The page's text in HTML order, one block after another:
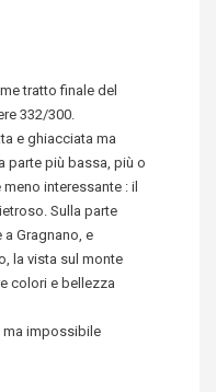
tratto finale del
332/300.
e ghiacciata ma
parte più bassa, più o
interessante : il
Sulla parte
Gragnano, e
la vista sul monte
colori e bellezza
ma impossibile